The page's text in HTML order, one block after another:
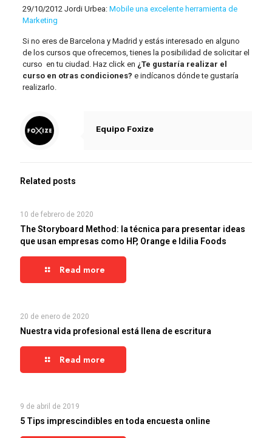
29/10/2012 Jordi Urbea: Mobile una excelente herramienta de
Marketing
Si no eres de Barcelona y Madrid y estás interesado en alguno
de los cursos que ofrecemos, tienes la posibilidad de solicitar el
curso en tu ciudad. Haz click en ¿Te gustaría realizar el
curso en otras condiciones? e indícanos dónde te gustaría
realizarlo.
Equipo Foxize
Related posts
10 de febrero de 2020
The Storyboard Method: la técnica para presentar ideas
que usan empresas como HP, Orange e Idilia Foods
Read more
20 de enero de 2020
Nuestra vida profesional está llena de escritura
Read more
9 de abril de 2019
5 Tips imprescindibles en toda encuesta online